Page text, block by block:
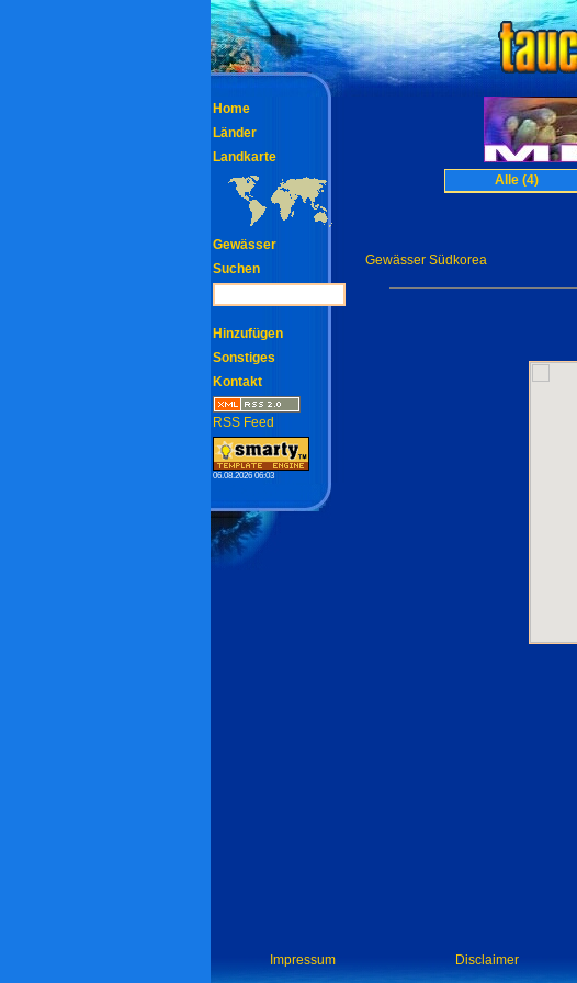
Alle (4)
Gewässer Südkorea
Home
Länder
Landkarte
Gewässer
Suchen
Hinzufügen
Sonstiges
Kontakt
RSS Feed
06.08.2026 06:03
Impressum Disclaimer